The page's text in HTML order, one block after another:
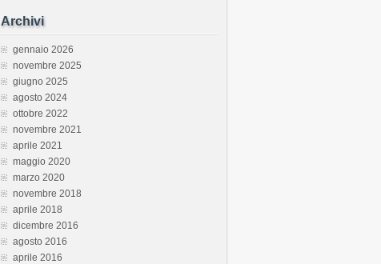
Archivi
gennaio 2026
novembre 2025
giugno 2025
agosto 2024
ottobre 2022
novembre 2021
aprile 2021
maggio 2020
marzo 2020
novembre 2018
aprile 2018
dicembre 2016
agosto 2016
aprile 2016